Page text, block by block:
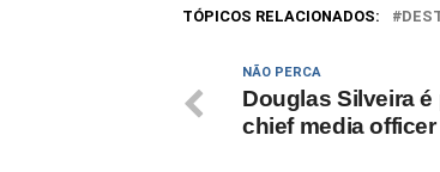
TÓPICOS RELACIONADOS:
NÃO PERCA
Douglas Silveira
chief media officer